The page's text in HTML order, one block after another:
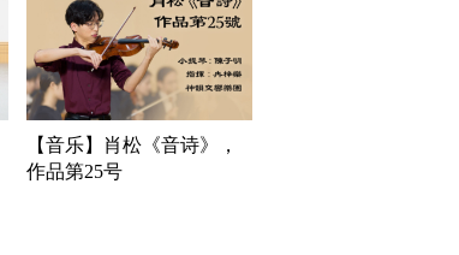
【音乐】肖松《音诗》，
作品第25号